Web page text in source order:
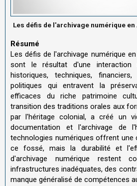
Les défis de l'archivage numérique
Résumé
Les défis de l'archivage numérique
sont le résultat d'une interaction
historiques, techniques,
politiques qui entravent la
efficaces du riche patrimoine
transition des traditions orales aux
par l'héritage colonial, a créé un
documentation et l'archivage de
technologies numériques offrent une
ce fossé, mais la durabilité et
d'archivage numérique restent
infrastructures inadéquates, des
manque généralisé de compétences